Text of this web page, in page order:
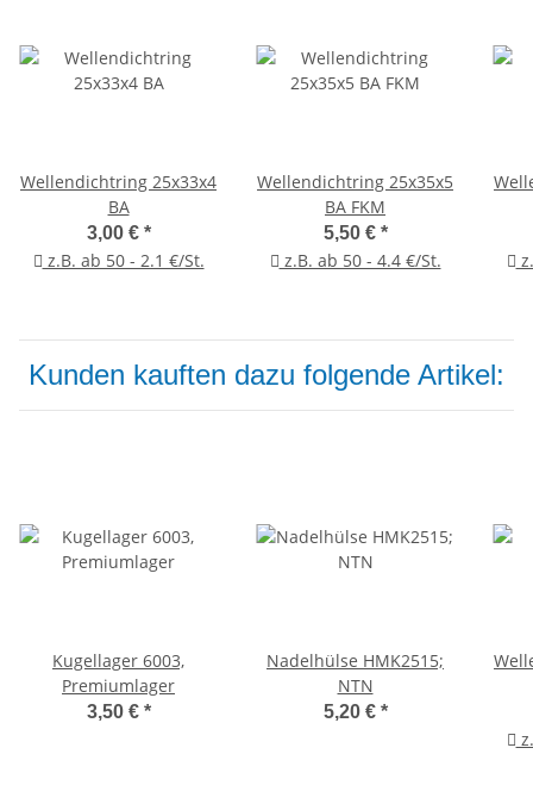
Wellendichtring 25x33x4
BA
3,00 € *
z.B. ab 50 - 2.1 €/St.
Wellendichtring 25x35x5
BA FKM
5,50 € *
z.B. ab 50 - 4.4 €/St.
Kunden kauften dazu folgende Artikel:
Kugellager 6003,
Premiumlager
3,50 € *
Nadelhülse HMK2515;
NTN
5,20 € *